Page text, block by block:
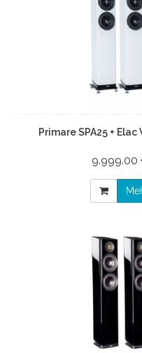
Primare SPA25 + Elac
9.999.00